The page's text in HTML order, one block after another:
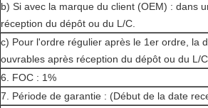
b) Si avec la marque du client (OEM) : dans
réception du dépôt ou du L/C.
c) Pour l'ordre régulier après le 1er ordre, la
ouvrables après réception du dépôt ou du L/C.
6. FOC : 1%
7. Période de garantie : (Début de la date